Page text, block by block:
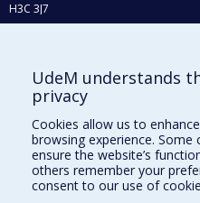
H3C 3J7
Who does what?
Find us
Site map
Accessibility
UdeM understands
privacy
Cookies allow us to
browsing experience. Some
ensure the website’s
others remember your
consent to our use of